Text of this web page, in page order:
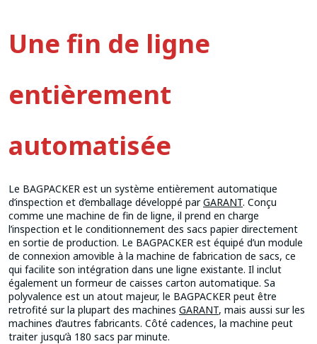
Une fin de ligne
entièrement
automatisée
Le BAGPACKER est un système entièrement automatique
d’inspection et d’emballage développé parGARANT. Conçu
comme une machine de fin de ligne, il prend en charge
l’inspection et le conditionnement des sacs papier directement
en sortie de production. Le BAGPACKER est équipé d’un module
de connexion amovible à la machine de fabrication de sacs, ce
qui facilite son intégration dans une ligne existante. Il inclut
également un formeur de caisses carton automatique. Sa
polyvalence est un atout majeur, le BAGPACKER peut être
retrofité sur la plupart des machines GARANT, mais aussi sur les
machines d’autres fabricants. Côté cadences, la machine peut
traiter jusqu’à 180 sacs par minute.